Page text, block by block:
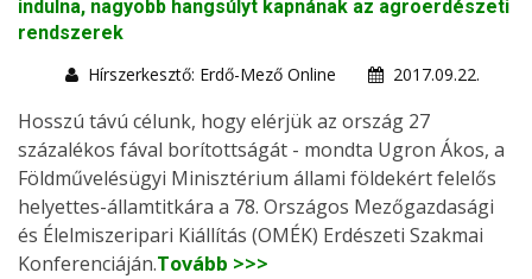
indulna, nagyobb hangsúlyt kapnának az agroerdészeti
rendszerek
Hírszerkesztő: Erdő-Mező Online
2017.09.22.
Hosszú távú célunk, hogy elérjük az ország 27
százalékos fával borítottságát - mondta Ugron Ákos, a
Földművelésügyi Minisztérium állami földekért felelős
helyettes-államtitkára a 78. Országos Mezőgazdasági
és Élelmiszeripari Kiállítás (OMÉK) Erdészeti Szakmai
Konferenciáján.Tovább >>>